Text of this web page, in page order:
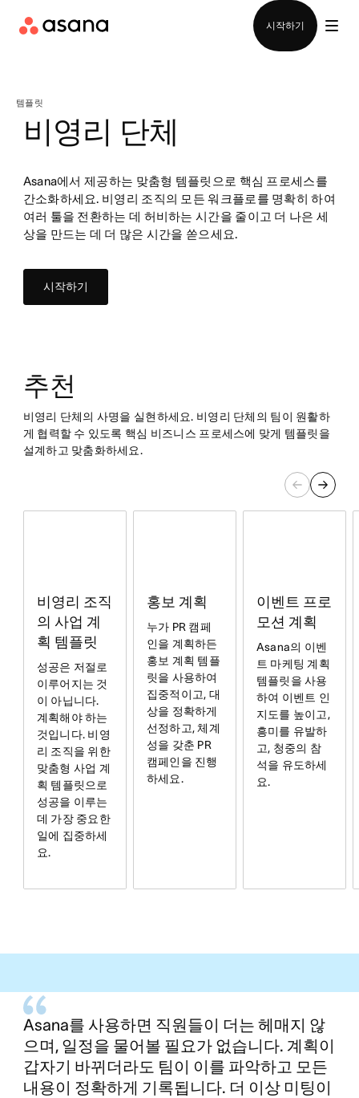
시작하기
템플릿
비영리 단체
Asana에서 제공하는 맞춤형 템플릿으로 핵심 프로세스를
간소화하세요. 비영리 조직의 모든 워크플로를 명확히 하여
여러 툴을 전환하는 데 허비하는 시간을 줄이고 더 나은 세
상을 만드는 데 더 많은 시간을 쏟으세요.
시작하기
추천
비영리 단체의 사명을 실현하세요. 비영리 단체의 팀이 원활하
게 협력할 수 있도록 핵심 비즈니스 프로세스에 맞게 템플릿을
설계하고 맞춤화하세요.
비영리 조직
의 사업 계
획 템플릿
성공은 저절로
이루어지는 것
이 아닙니다.
계획해야 하는
것입니다. 비영
리 조직을 위한
맞춤형 사업 계
획 템플릿으로
성공을 이루는
데 가장 중요한
일에 집중하세
요.
홍보 계획
누가 PR 캠페
인을 계획하든
홍보 계획 템플
릿을 사용하여
집중적이고, 대
상을 정확하게
선정하고, 체계
성을 갖춘 PR
캠페인을 진행
하세요.
이벤트 프로
모션 계획
Asana의 이벤
트 마케팅 계획
템플릿을 사용
하여 이벤트 인
지도를 높이고,
흥미를 유발하
고, 청중의 참
석을 유도하세
요.
Asana를 사용하면 직원들이 더는 헤매지 않
으며, 일정을 물어볼 필요가 없습니다. 계획이
갑자기 바뀌더라도 팀이 이를 파악하고 모든
내용이 정확하게 기록됩니다. 더 이상 미팅이